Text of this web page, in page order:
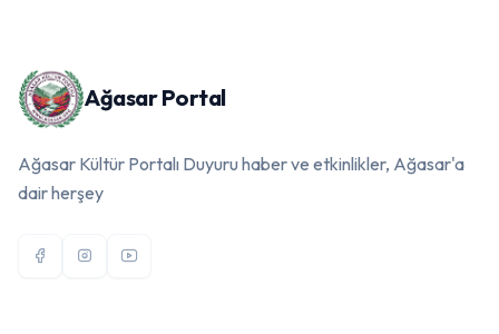
Ağasar Portal
Ağasar Kültür Portalı Duyuru haber ve etkinlikler, Ağasar'a
dair herşey